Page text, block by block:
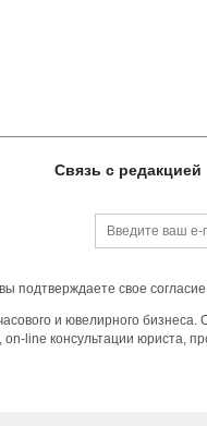
Связь с редакцией
подтверждаете свое согласие
и ювелирного бизнеса.
line консультации юриста,